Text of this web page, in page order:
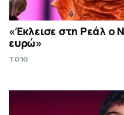
«Έκλεισε στη Ρεάλ ο
ευρώ»
TO10